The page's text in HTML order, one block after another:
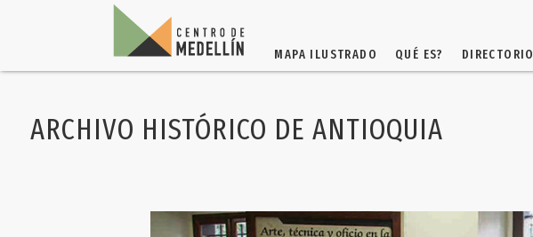
MAPA ILUSTRADO QUÉ ES? DIRECTORIO
ARCHIVO HISTÓRICO DE ANTIOQUIA